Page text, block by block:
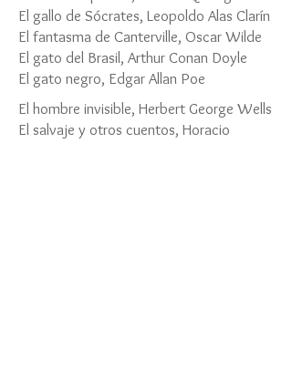
El gallo de Sócrates, Leopoldo Alas Clarín
El fantasma de Canterville, Oscar Wilde
El gato del Brasil, Arthur Conan Doyle
El gato negro, Edgar Allan Poe
El hombre invisible, Herbert George Wells
El salvaje y otros cuentos, Horacio